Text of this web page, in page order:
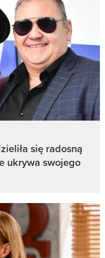
się radosną
ukrywa swojego